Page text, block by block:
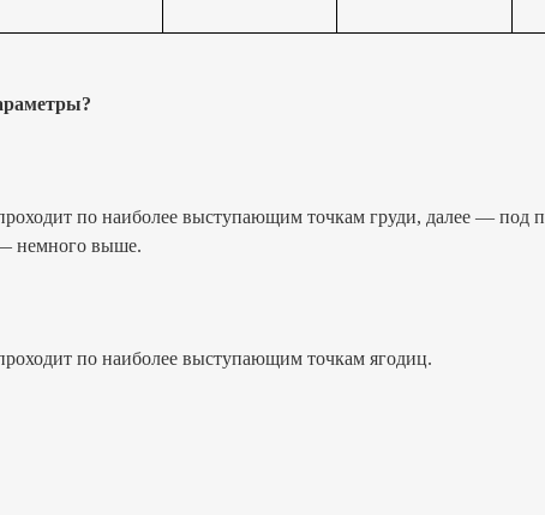
по наиболее выступающим точкам груди, далее —
немного выше.
по наиболее выступающим точкам ягодиц.